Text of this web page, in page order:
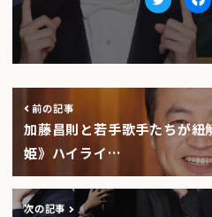
Twitter
前の記事
加藤昌則と若手歌手たちが紐
姫》ハイライ…
次の記事